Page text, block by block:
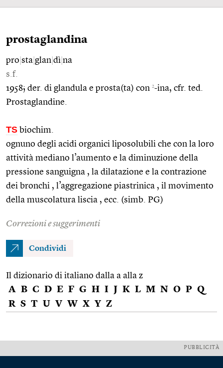
prostaglandina
pro sta glan dì na
s.f.
1958; der. di glandula e prosta(ta) con 2-ina, cfr. ted.
Prostaglandine.
TS biochim.
ognuno degli acidi organici liposolubili che con la loro
attività mediano l’aumento e la diminuzione della
pressione sanguigna , la dilatazione e la contrazione
dei bronchi , l’aggregazione piastrinica , il movimento
della muscolatura liscia , ecc. (simb. PG)
Correzioni e suggerimenti
Condividi
Il dizionario di italiano dalla a alla z
A B C D E F G H I J K L M N O P Q
R S T U V W X Y Z
PUBBLICITÀ